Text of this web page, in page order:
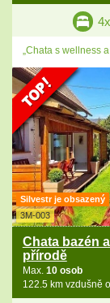
4x
„Chata s wellness
Silvestr je obsazený
3M-003
Chata bazén
přírodě
Max. 10 osob
122.5 km vzdušně